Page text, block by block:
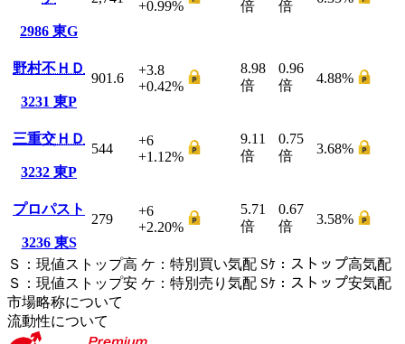
2986 東G
+0.99%
倍
倍
野村不ＨＤ
3231 東P
901.6
+3.8
+0.42%
8.98
倍
0.96
倍
4.88%
三重交ＨＤ
3232 東P
544
+6
+1.12%
9.11
倍
0.75
倍
3.68%
プロパスト
3236 東S
279
+6
+2.20%
5.71
倍
0.67
倍
3.58%
Ｓ ： 現値ストップ高 ケ ： 特別買い気配 Sｹ ： ストップ高気配
Ｓ ： 現値ストップ安 ケ ： 特別売 り 気配 Sｹ ： ストップ安気配
市場略称について
流動性について